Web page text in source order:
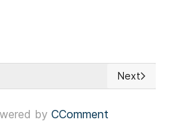
Nacional de Elecciones
Next
Next
by CComment